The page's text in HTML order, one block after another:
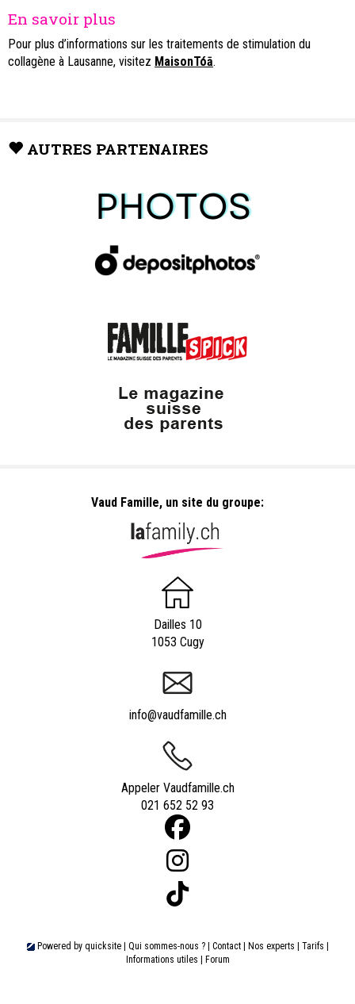
En savoir plus
Pour plus d’informations sur les traitements de stimulation du
collagène à Lausanne, visitez MaisonTóā.
AUTRES PARTENAIRES
Vaud Famille, un site du groupe:
Dailles 10
1053 Cugy
info@vaudfamille.ch
Appeler Vaudfamille.ch
021 652 52 93
Powered by quicksite | Qui sommes-nous ?| Contact| Nos experts | Tarifs |
Informations utiles | Forum